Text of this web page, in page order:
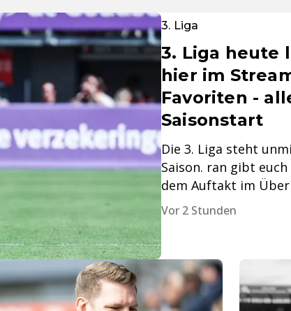
3. Liga
3. Liga heute
hier im
Favoriten -
Saisonstart
Die 3. Liga steht
Saison. ran gibt
dem Auftakt im
Vor 2 Stunden